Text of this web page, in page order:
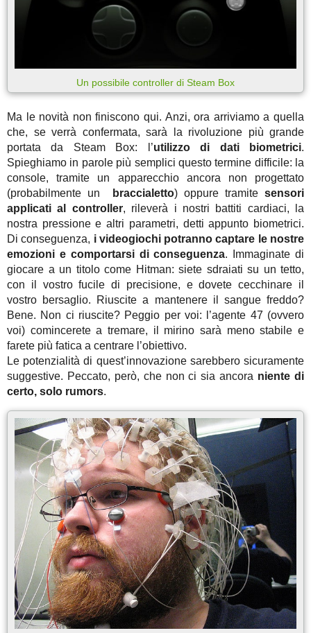
Un possibile controller di Steam Box
Ma le novità non finiscono qui. Anzi, ora arriviamo a quella
che, se verrà confermata, sarà la rivoluzione più grande
portata da Steam Box: l’utilizzo di dati biometrici.
Spieghiamo in parole più semplici questo termine difficile: la
console, tramite un apparecchio ancora non progettato
(probabilmente un
braccialetto) oppure tramite sensori
applicati al controller, rileverà i nostri battiti cardiaci, la
nostra pressione e altri parametri, detti appunto biometrici.
Di conseguenza, i videogiochi potranno captare le nostre
emozioni e comportarsi di conseguenza. Immaginate di
giocare a un titolo come Hitman: siete sdraiati su un tetto,
con il vostro fucile di precisione, e dovete cecchinare il
vostro bersaglio. Riuscite a mantenere il sangue freddo?
Bene. Non ci riuscite? Peggio per voi: l’agente 47 (ovvero
voi) comincerete a tremare, il mirino sarà meno stabile e
farete più fatica a centrare l’obiettivo.
Le potenzialità di quest’innovazione sarebbero sicuramente
suggestive. Peccato, però, che non ci sia ancora niente di
certo, solo rumors.